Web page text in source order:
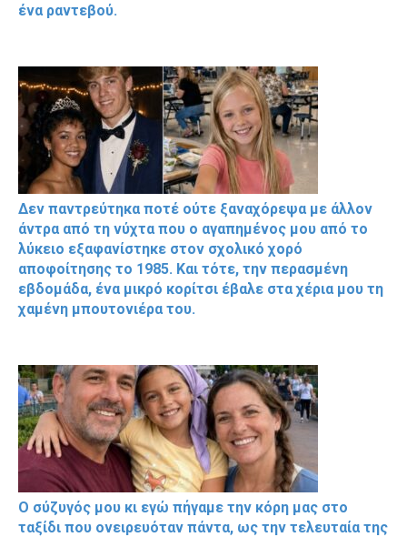
ένα ραντεβού.
Δεν παντρεύτηκα ποτέ ούτε ξαναχόρεψα με άλλον
άντρα από τη νύχτα που ο αγαπημένος μου από το
λύκειο εξαφανίστηκε στον σχολικό χορό
αποφοίτησης το 1985. Και τότε, την περασμένη
εβδομάδα, ένα μικρό κορίτσι έβαλε στα χέρια μου τη
χαμένη μπουτονιέρα του.
Ο σύζυγός μου κι εγώ πήγαμε την κόρη μας στο
ταξίδι που ονειρευόταν πάντα, ως την τελευταία της